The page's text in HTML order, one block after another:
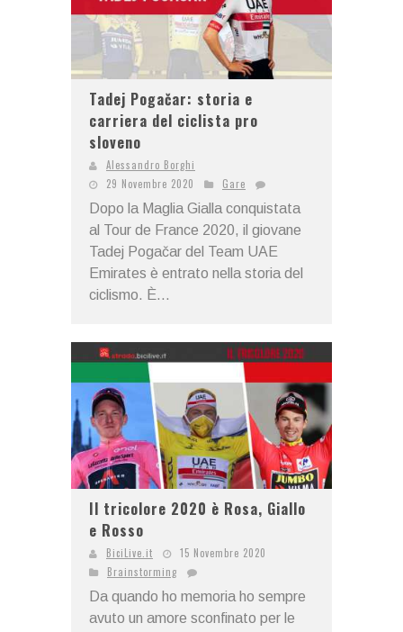
Tadej Pogačar: storia e
carriera del ciclista pro
sloveno
Alessandro Borghi
29 Novembre 2020
Gare
Dopo la Maglia Gialla conquistata
al Tour de France 2020, il giovane
Tadej Pogačar del Team UAE
Emirates è entrato nella storia del
ciclismo. È...
Il tricolore 2020 è Rosa, Giallo
e Rosso
BiciLive.it
15 Novembre 2020
Brainstorming
Da quando ho memoria ho sempre
avuto un amore sconfinato per le